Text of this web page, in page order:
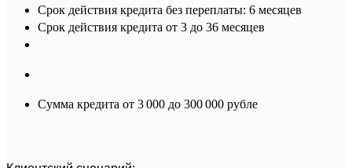
Срок действия кредита без переплаты: 6 месяцев
Срок действия кредита от 3 до 36 месяцев
Сумма кредита от 3 000 до 300 000 рубле